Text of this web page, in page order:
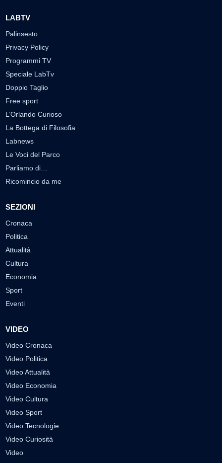
LABTV
Palinsesto
Privacy Policy
Programmi TV
Speciale LabTv
Doppio Taglio
Free sport
L’Orlando Curioso
La Bottega di Filosofia
Labnews
Le Voci del Parco
Parliamo di…
Ricomincio da me
SEZIONI
Cronaca
Politica
Attualità
Cultura
Economia
Sport
Eventi
VIDEO
Video Cronaca
Video Politica
Video Attualità
Video Economia
Video Cultura
Video Sport
Video Tecnologie
Video Curiosità
Video